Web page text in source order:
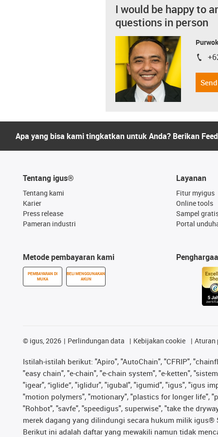
I would be happy to
questions in person
igus-
Apa yang bisa kami tingkatkan untuk Anda? Berikan
Tentang igus®
Tentang kami
Karier
Press release
Pameran industri
Metode pembayaran kami
PEMBAYARAN DI
MUKA
BELI MENGGUNAKAN
AKUN
Layanan
Fitur myigus
Online tools
Sampel
Portal
© igus, 2026 Perlindungan data Kebijakan cookie Aturan
Istilah-istilah berikut: "Apiro", "AutoChain", "CFRIP",
"easy chain", "e-chain", "e-chain system", "e-ketten",
"igear", “iglide”, "iglidur", "igubal", "igumid", "igus", "igus
"motion polymers", "motionary", "plastics for longer life",
"Rohbot", "savfe", "speedigus", superwise", "take the
merek dagang yang dilindungi secara hukum milik igus®
Berikut ini adalah daftar yang mewakili namun tidak